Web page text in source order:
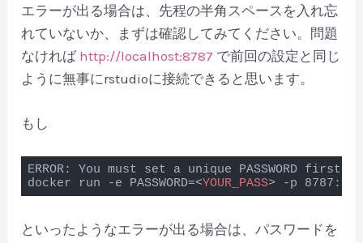
エラーが出る場合は、先程の半角スペースを入れ忘
れていないか、まずは確認してみてください。問題
なければ http://localhost:8787 で前回の設定と同じ
ように無事にrstudioに接続できると思います。
もし
ERROR: You must set a unique PASSWORD
docker run -e PASSWORD=<YOUR_PASS> -p
といったようなエラーが出る場合は、パスワードを